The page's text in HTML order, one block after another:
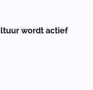
wordt actief